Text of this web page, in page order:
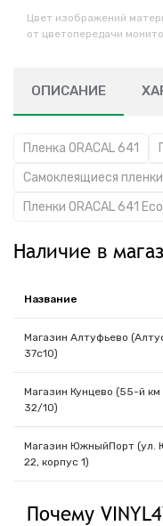
Цвет изображений
от цветопередачи
ОПИСАНИЕ
Пленка ORACAL 641
Самоклеящиеся пленки
Пленки ORACAL 641
Наличие в
Название
Магазин Алтуфьево
37с10)
Магазин Кунцево (55-й
32/10)
Магазин ЮжныйПорт (ул.
22, корпус 1)
Почему